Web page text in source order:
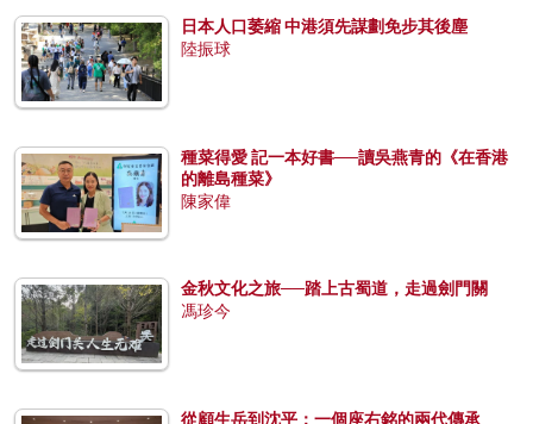
日本人口萎縮 中港須先謀劃免步其後塵
陸振球
種菜得愛 記一本好書──讀吳燕青的《在香港
的離島種菜》
陳家偉
金秋文化之旅──踏上古蜀道，走過劍門關
馮珍今
從顧生岳到沈平：一個座右銘的兩代傳承